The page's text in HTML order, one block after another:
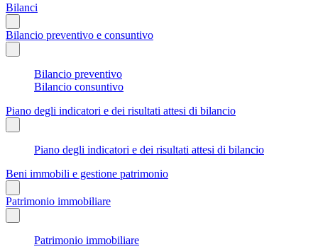
Bilanci
Bilancio preventivo e consuntivo
Bilancio preventivo
Bilancio consuntivo
Piano degli indicatori e dei risultati attesi di bilancio
Piano degli indicatori e dei risultati attesi di bilancio
Beni immobili e gestione patrimonio
Patrimonio immobiliare
Patrimonio immobiliare